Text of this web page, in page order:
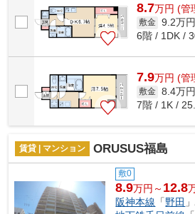
8.7万円 (管
敷金 9.2万円
6階 / 1DK /
7.9万円 (管
敷金 8.4万円
7階 / 1K /
賃貸 | マンション ORUSUS福島
敷0
8.9万円～ 12.8
阪神本線 「野田